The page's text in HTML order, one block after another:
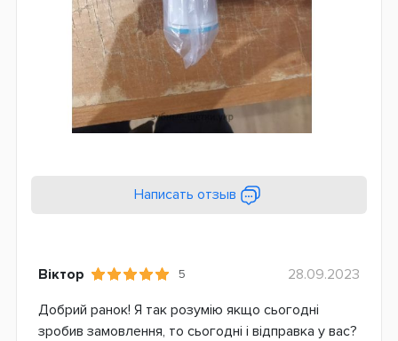
Написать отзыв
Віктор 5
28.09.2023
Добрий ранок! Я так розумію якщо сьогодні
зробив замовлення, то сьогодні і відправка у вас?